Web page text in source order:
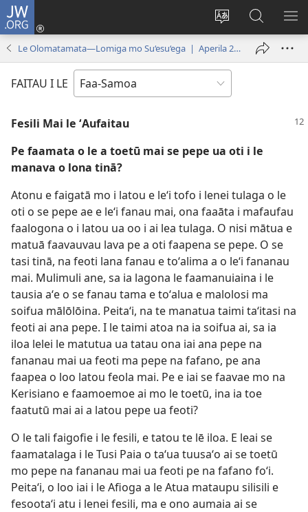
JW.ORG
Sui
le
gagana
o
le
Log
(tatala
se
isi
Suʻe
le
Le Olomatamata—Lomiga mo Su‘esu‘ega | Aperila 2009
FAITAU I LE
Fesili Mai le ʻAufaitau
Pe faamata o le a toetū mai se pepe ua oti i le
manava o lona tinā?
Atonu e faigatā mo i latou e leʻi tofo i lenei tulaga o le
oti o se pepe ae e leʻi fanau mai, ona faaāta i mafaufau
faalogona o i latou ua oo i ai lea tulaga. O nisi mātua e
matuā faavauvau lava pe a oti faapena se pepe. O se
tasi tinā, na feoti lana fanau e toʻalima a o leʻi fananau
mai. Mulimuli ane, sa ia lagona le faamanuiaina i le
tausia aʻe o se fanau tama e toʻalua e malolosi ma
soifua mālōlōina. Peitaʻi, na te manatua taimi taʻitasi na
feoti ai ana pepe. I le taimi atoa na ia soifua ai, sa ia
iloa lelei le matutua ua tatau ona iai ana pepe na
fananau mai ua feoti ma pepe na fafano, pe ana
faapea o loo latou feola mai. Pe e iai se faavae mo na
Kerisiano e faamoemoe ai mo le toetū, ina ia toe
faatutū mai ai a latou pepe ua feoti?
O le tali faigofie i le fesili, e tatou te lē iloa. E leai se
faamatalaga i le Tusi Paia o taʻua tuusaʻo ai se toetū
mo pepe na fananau mai ua feoti pe na fafano foʻi.
Peitaʻi, o loo iai i le Afioga a le Atua mataupu silisili e
fesootaʻi atu i lenei fesili, ma e ono aumaia ai se